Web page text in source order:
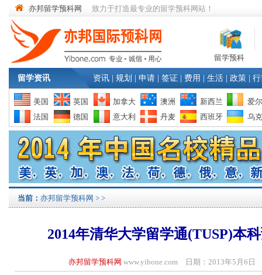
亦邦留学预科网 致力于打造最专业的留学预科网站！
留学预科
留学资讯 资讯 规划 申请 签证 费用 生活 政策
美国 英国 加拿大 澳洲 新西兰
爱
法国
德国 意大利 丹麦 西班牙 乌
当前： 亦邦留学预科网 > >
2014年清华大学留学通(TUSP)本
亦邦留学预科网 www.yibone.com 日期：2013年5月6日